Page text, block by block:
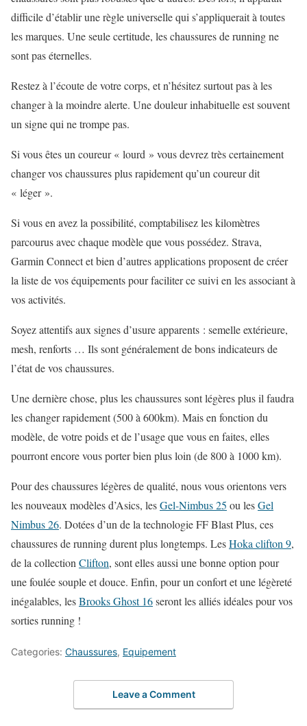
difficile d’établir une règle universelle qui s’appliquerait à toutes
les marques. Une seule certitude, les chaussures de running ne
sont pas éternelles.
Restez à l’écoute de votre corps, et n’hésitez surtout pas à les
changer à la moindre alerte. Une douleur inhabituelle est souvent
un signe qui ne trompe pas.
Si vous êtes un coureur « lourd » vous devrez très certainement
changer vos chaussures plus rapidement qu’un coureur dit
« léger ».
Si vous en avez la possibilité, comptabilisez les kilomètres
parcourus avec chaque modèle que vous possédez. Strava,
Garmin Connect et bien d’autres applications proposent de créer
la liste de vos équipements pour faciliter ce suivi en les associant à
vos activités.
Soyez attentifs aux signes d’usure apparents : semelle extérieure,
mesh, renforts … Ils sont généralement de bons indicateurs de
l’état de vos chaussures.
Une dernière chose, plus les chaussures sont légères plus il faudra
les changer rapidement (500 à 600km). Mais en fonction du
modèle, de votre poids et de l’usage que vous en faites, elles
pourront encore vous porter bien plus loin (de 800 à 1000 km).
Pour des chaussures légères de qualité, nous vous orientons vers
les nouveaux modèles d’Asics, lesGel-Nimbus 25 ou lesGel
Nimbus 26. Dotées d’un de la technologie FF Blast Plus, ces
chaussures de running durent plus longtemps. LesHoka clifton 9,
de la collection Clifton, sont elles aussi une bonne option pour
une foulée souple et douce. Enfin, pour un confort et une légèreté
inégalables, lesBrooks Ghost 16seront les alliés idéales pour vos
sorties running !
Categories: Chaussures, Equipement
Leave a Comment